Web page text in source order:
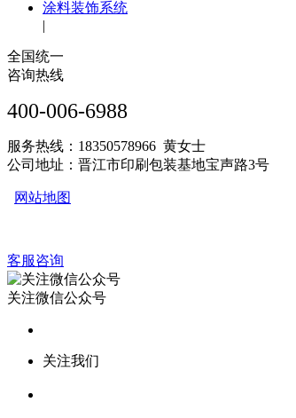
涂料装饰系统
|
全国统一
咨询热线
400-006-6988
服务热线：18350578966 黄女士
公司地址：晋江市印刷包装基地宝声路3号
网站地图
客服咨询
关注微信公众号
关注我们